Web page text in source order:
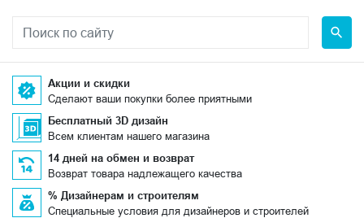
Акции и скидки
Сделают ваши покупки более приятными
Бесплатный 3D дизайн
Всем клиентам нашего магазина
14 дней на обмен и возврат
Возврат товара надлежащего качества
% Дизайнерам и строителям
Специальные условия для дизайнеров и строителей